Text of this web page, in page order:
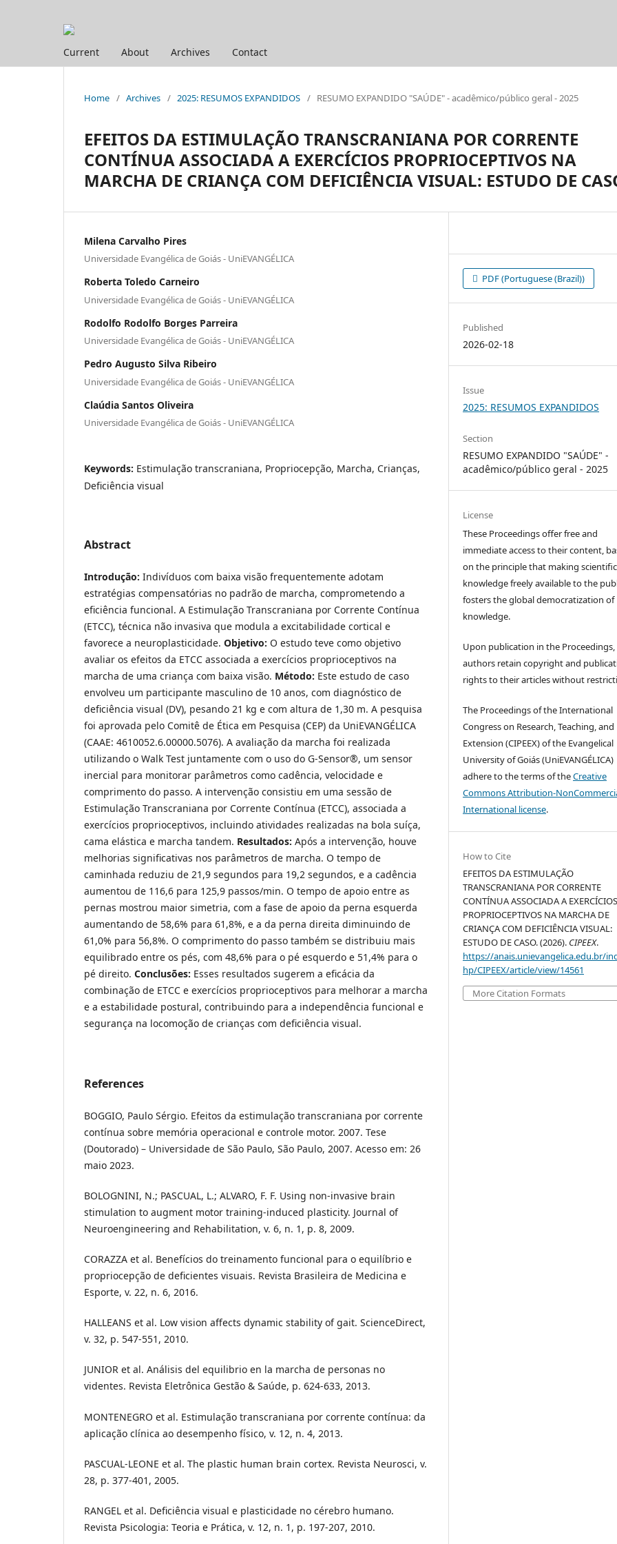
Current About Archives Contact
Home / Archives / 2025: RESUMOS EXPANDIDOS / RESUMO EXPANDIDO "SAÚDE" - acadêmico/público geral - 2025
EFEITOS DA ESTIMULAÇÃO TRANSCRANIANA POR CORRENTE
CONTÍNUA ASSOCIADA A EXERCÍCIOS PROPRIOCEPTIVOS NA
MARCHA DE CRIANÇA COM DEFICIÊNCIA VISUAL: ESTUDO DE
Milena Carvalho Pires
Universidade Evangélica de Goiás - UniEVANGÉLICA
Roberta Toledo Carneiro
Universidade Evangélica de Goiás - UniEVANGÉLICA
Rodolfo Rodolfo Borges Parreira
Universidade Evangélica de Goiás - UniEVANGÉLICA
Pedro Augusto Silva Ribeiro
Universidade Evangélica de Goiás - UniEVANGÉLICA
Claúdia Santos Oliveira
Universidade Evangélica de Goiás - UniEVANGÉLICA
Keywords: Estimulação transcraniana, Propriocepção, Marcha, Crianças,
Deficiência visual
Abstract
Introdução: Indivíduos com baixa visão frequentemente adotam
estratégias compensatórias no padrão de marcha, comprometendo a
eficiência funcional. A Estimulação Transcraniana por Corrente Contínua
(ETCC), técnica não invasiva que modula a excitabilidade cortical e
favorece a neuroplasticidade. Objetivo: O estudo teve como objetivo
avaliar os efeitos da ETCC associada a exercícios proprioceptivos na
marcha de uma criança com baixa visão. Método: Este estudo de caso
envolveu um participante masculino de 10 anos, com diagnóstico de
deficiência visual (DV), pesando 21 kg e com altura de 1,30 m. A pesquisa
foi aprovada pelo Comitê de Ética em Pesquisa (CEP) da UniEVANGÉLICA
(CAAE: 4610052.6.00000.5076). A avaliação da marcha foi realizada
utilizando o Walk Test juntamente com o uso do G-Sensor®, um sensor
inercial para monitorar parâmetros como cadência, velocidade e
comprimento do passo. A intervenção consistiu em uma sessão de
Estimulação Transcraniana por Corrente Contínua (ETCC), associada a
exercícios proprioceptivos, incluindo atividades realizadas na bola suíça,
cama elástica e marcha tandem. Resultados: Após a intervenção, houve
melhorias significativas nos parâmetros de marcha. O tempo de
caminhada reduziu de 21,9 segundos para 19,2 segundos, e a cadência
aumentou de 116,6 para 125,9 passos/min. O tempo de apoio entre as
pernas mostrou maior simetria, com a fase de apoio da perna esquerda
aumentando de 58,6% para 61,8%, e a da perna direita diminuindo de
61,0% para 56,8%. O comprimento do passo também se distribuiu mais
equilibrado entre os pés, com 48,6% para o pé esquerdo e 51,4% para o
pé direito. Conclusões: Esses resultados sugerem a eficácia da
combinação de ETCC e exercícios proprioceptivos para melhorar a marcha
e a estabilidade postural, contribuindo para a independência funcional e
segurança na locomoção de crianças com deficiência visual.
References
BOGGIO, Paulo Sérgio. Efeitos da estimulação transcraniana por corrente
contínua sobre memória operacional e controle motor. 2007. Tese
(Doutorado) – Universidade de São Paulo, São Paulo, 2007. Acesso em: 26
maio 2023.
BOLOGNINI, N.; PASCUAL, L.; ALVARO, F. F. Using non-invasive brain
stimulation to augment motor training-induced plasticity. Journal of
Neuroengineering and Rehabilitation, v. 6, n. 1, p. 8, 2009.
CORAZZA et al. Benefícios do treinamento funcional para o equilíbrio e
propriocepção de deficientes visuais. Revista Brasileira de Medicina e
Esporte, v. 22, n. 6, 2016.
HALLEANS et al. Low vision affects dynamic stability of gait. ScienceDirect,
v. 32, p. 547-551, 2010.
JUNIOR et al. Análisis del equilibrio en la marcha de personas no
videntes. Revista Eletrônica Gestão & Saúde, p. 624-633, 2013.
MONTENEGRO et al. Estimulação transcraniana por corrente contínua: da
aplicação clínica ao desempenho físico, v. 12, n. 4, 2013.
PASCUAL-LEONE et al. The plastic human brain cortex. Revista Neurosci, v.
28, p. 377-401, 2005.
RANGEL et al. Deficiência visual e plasticidade no cérebro humano.
Revista Psicologia: Teoria e Prática, v. 12, n. 1, p. 197-207, 2010.
PDF (Portuguese (Brazil))
Published
2026-02-18
Issue
2025: RESUMOS EXPANDIDOS
Section
RESUMO EXPANDIDO "SAÚDE" -
acadêmico/público geral - 2025
License
These Proceedings offer free and
immediate access to their content,
on the principle that making scientific
knowledge freely available to the
fosters the global democratization of
knowledge.
Upon publication in the Proceedings,
authors retain copyright and
rights to their articles without
The Proceedings of the International
Congress on Research, Teaching, and
Extension (CIPEEX) of the Evangelical
University of Goiás (UniEVANGÉLICA)
adhere to the terms of theCreative
Commons Attribution-
International license.
How to Cite
EFEITOS DA ESTIMULAÇÃO
TRANSCRANIANA POR CORRENTE
CONTÍNUA ASSOCIADA A EXERCÍCIOS
PROPRIOCEPTIVOS NA MARCHA DE
CRIANÇA COM DEFICIÊNCIA VISUAL:
ESTUDO DE CASO. (2026). CIPEEX.
https://anais.unievangelica.edu.br/
hp/CIPEEX/article/view/14561
More Citation Formats